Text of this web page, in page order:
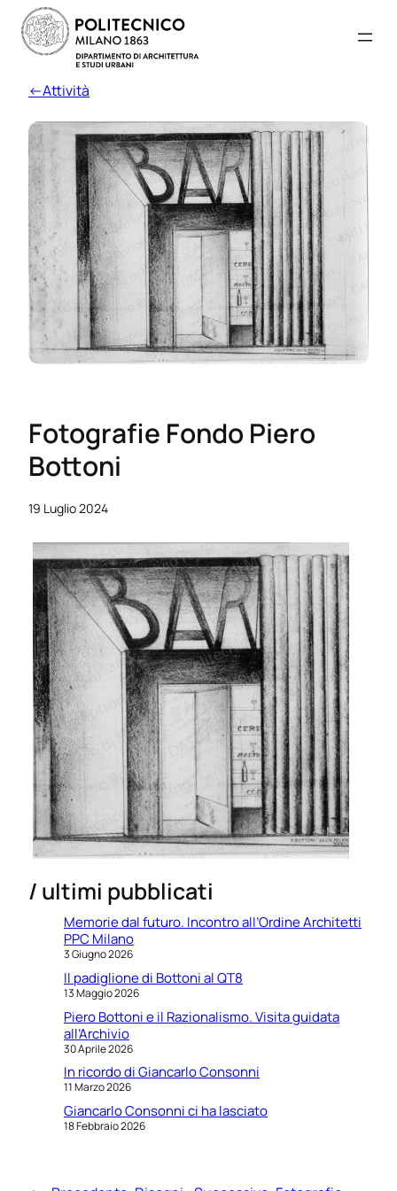
←Attività
Fotografie Fondo Piero
Bottoni
19 Luglio 2024
/ ultimi pubblicati
Memorie dal futuro. Incontro all’Ordine Architetti
PPC Milano
3 Giugno 2026
Il padiglione di Bottoni al QT8
13 Maggio 2026
Piero Bottoni e il Razionalismo. Visita guidata
all’Archivio
30 Aprile 2026
In ricordo di Giancarlo Consonni
11 Marzo 2026
Giancarlo Consonni ci ha lasciato
18 Febbraio 2026